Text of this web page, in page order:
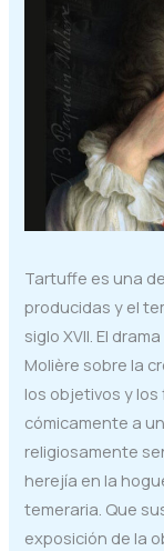
Tartuffe es una
producidas y el
siglo XVII. El
Molière sobre la
los objetivos y
cómicamente a
religiosamente
herejía en la
temeraria. Que
exposición de la